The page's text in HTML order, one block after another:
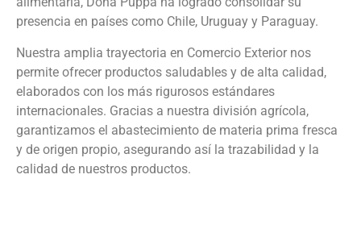
presencia en países como Chile, Uruguay y Paraguay.
Nuestra amplia trayectoria en Comercio Exterior nos
permite ofrecer productos saludables y de alta calidad,
elaborados con los más rigurosos estándares
internacionales. Gracias a nuestra división agrícola,
garantizamos el abastecimiento de materia prima fresca
y de origen propio, asegurando así la trazabilidad y la
calidad de nuestros productos.